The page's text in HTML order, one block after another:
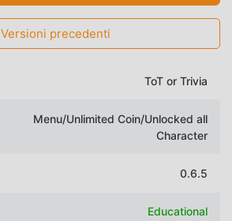
Versioni precedenti
ToT or Trivia
Menu/Unlimited Coin/Unlocked all
Character
0.6.5
Educational